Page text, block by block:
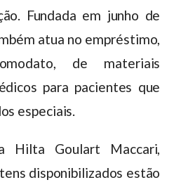
Fundada em junho de
atua no empréstimo,
de materiais
para pacientes que
especiais.
Hilta Goulart Maccari,
disponibilizados estão